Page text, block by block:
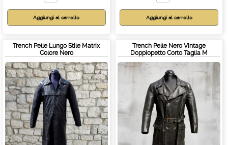
Trench Pelle Lungo Stile Matrix
Colore Nero
Trench Pelle Nero Vintage
Doppiopetto Corto Taglia M